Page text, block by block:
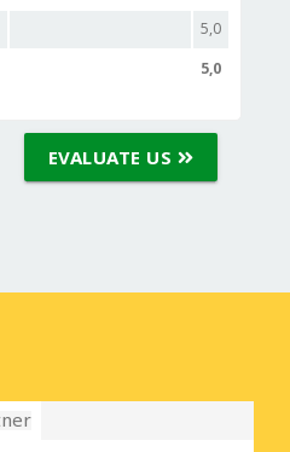
5,0
5,0
EVALUATE US